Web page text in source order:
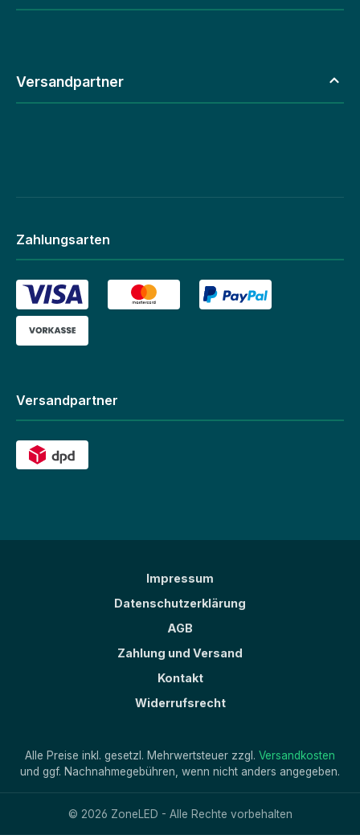
Versandpartner
Zahlungsarten
Versandpartner
Impressum
Datenschutzerklärung
AGB
Zahlung und Versand
Kontakt
Widerrufsrecht
Alle Preise inkl. gesetzl. Mehrwertsteuer zzgl. Versandkosten
und ggf. Nachnahmegebühren, wenn nicht anders angegeben.
© 2026 ZoneLED - Alle Rechte vorbehalten